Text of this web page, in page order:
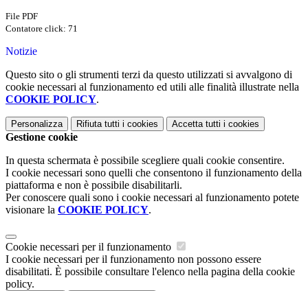
File PDF
Contatore click: 71
Notizie
Questo sito o gli strumenti terzi da questo utilizzati si avvalgono di
cookie necessari al funzionamento ed utili alle finalità illustrate nella
COOKIE POLICY.
Personalizza Rifiuta tutti i cookies Accetta tutti i cookies
Gestione cookie
In questa schermata è possibile scegliere quali cookie consentire.
I cookie necessari sono quelli che consentono il funzionamento della
piattaforma e non è possibile disabilitarli.
Per conoscere quali sono i cookie necessari al funzionamento potete
visionare la COOKIE POLICY.
Cookie necessari per il funzionamento
I cookie necessari per il funzionamento non possono essere
disabilitati. È possibile consultare l'elenco nella pagina della cookie
policy.